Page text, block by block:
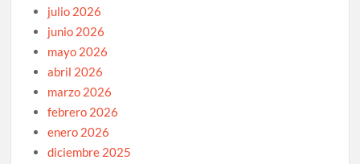
julio 2026
junio 2026
mayo 2026
abril 2026
marzo 2026
febrero 2026
enero 2026
diciembre 2025